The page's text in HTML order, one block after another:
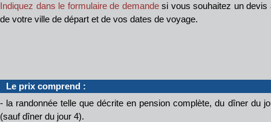
Indiquez dans le formulaire de demandesi vous souhaitez un devis
de votre ville de départ et de vos dates de voyage.
Le prix comprend :
- la randonnée telle que décrite en pension complète, du dîner du
(sauf dîner du jour 4).